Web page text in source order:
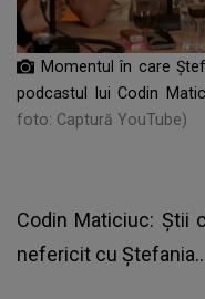
Momentul în care
podcastul lui Codin
foto: Captură YouTube)
Codin Maticiuc: Știi
nefericit cu